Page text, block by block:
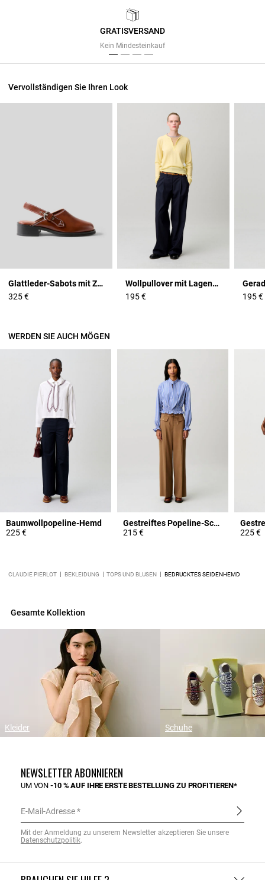
GRATISVERSAND
Kein Mindesteinkauf
Vervollständigen Sie Ihren Look
Glattleder-Sabots mit Ziernähten
325 €
Wollpullover mit Lagenkragen
195 €
195 €
WERDEN SIE AUCH MÖGEN
Baumwollpopeline-Hemd
225 €
Gestreiftes Popeline-Schluppentop
215 €
225 €
CLAUDIE PIERLOT BEKLEIDUNG TOPS UND BLUSEN BEDRUCKTES SEIDENHEMD
Gesamte Kollektion
Kleider Schuhe
NEWSLETTER ABONNIEREN
UM VON-10 % AUF IHRE ERSTE BESTELLUNG ZU PROFITIEREN*
E-Mail-Adresse
Mit der Anmeldung zu unserem Newsletter akzeptieren Sie unsere
Datenschutzpolitik.